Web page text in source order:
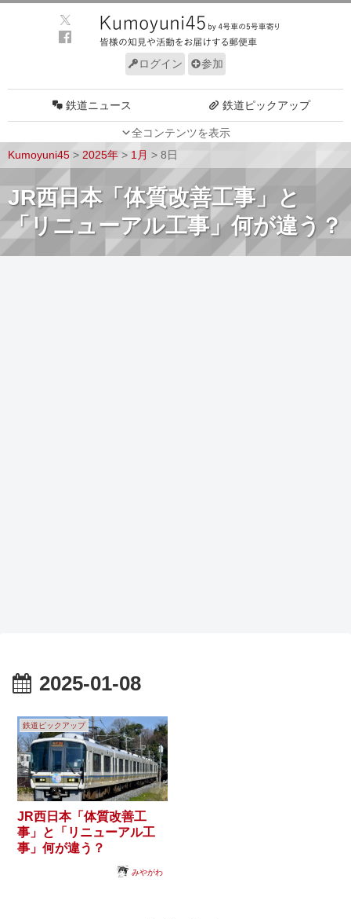
ログイン 参加
全コンテンツを表示
鉄道ニュース 鉄道ピックアップ
車両技術 路線探訪
ルール サイトについて
Kumoyuni45 > 2025年 > 1月 > 8日
JR西日本「体質改善工事」と
「リニューアル工事」何が違う？
2025-01-08
鉄道ピックアップ
JR西日本「体質改善工
事」と「リニューアル工
事」何が違う？
みやがわ